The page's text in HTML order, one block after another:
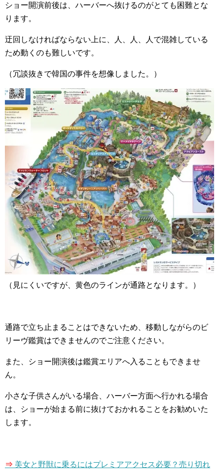
ショー開演前後は、ハーバーへ抜けるのがとても困難とな
ります。
迂回しなければならない上に、人、人、人で混雑している
ため動くのも難しいです。
（冗談抜きで韓国の事件を想像しました。）
（見にくいですが、黄色のラインが通路となります。）
通路で立ち止まることはできないため、移動しながらのビ
リーヴ鑑賞はできませんのでご注意ください。
また、ショー開演後は鑑賞エリアへ入ることもできませ
ん。
小さな子供さんがいる場合、ハーバー方面へ行かれる場合
は、ショーが始まる前に抜けておかれることをお勧めいた
します。
⇒ 美女と野獣に乗るにはプレミアアクセス必要？売り切れ